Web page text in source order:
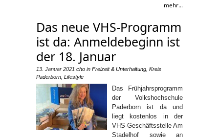
mehr...
Das neue VHS-Programm
ist da: Anmeldebeginn ist
der 18. Januar
13. Januar 2021 cho in Freizeit & Unterhaltung Kreis
Paderborn Lifestyle
Das Frühjahrsprogramm
der Volkshochschule
Paderborn ist da und
liegt kostenlos in der
VHS-Geschäftsstelle Am
Stadelhof sowie an